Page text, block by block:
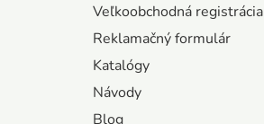
Veľkoobchodná registrácia
Reklamačný formulár
Katalógy
Návody
Blog